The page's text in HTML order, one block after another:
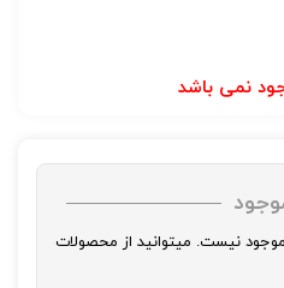
نمی باشد
نیست. میتوانید از محصولات